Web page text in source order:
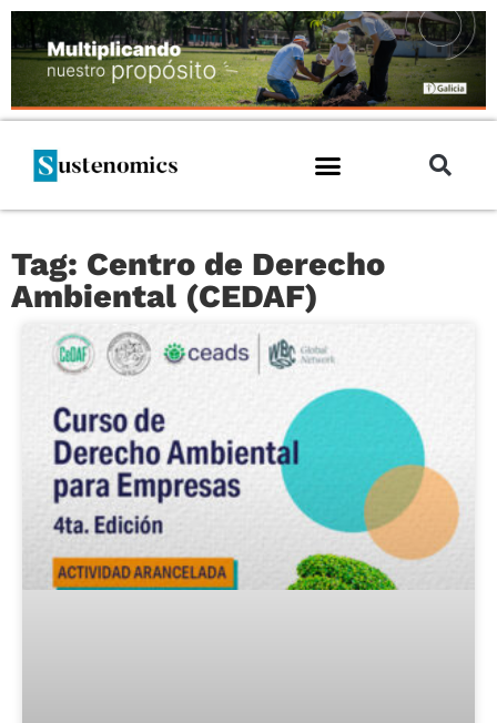
Tag: Centro de Derecho
Ambiental (CEDAF)